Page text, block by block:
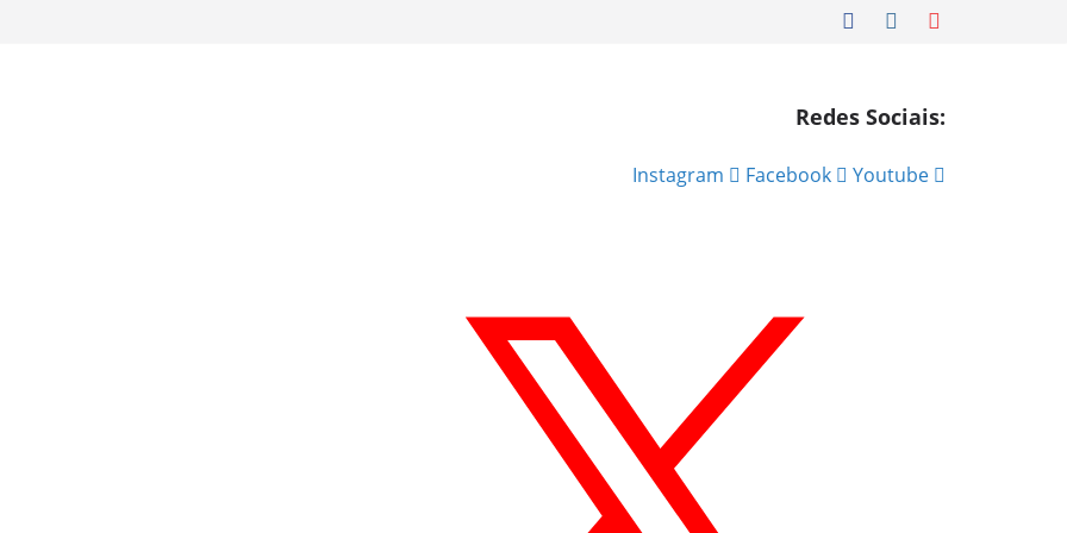
Redes Sociais:
Instagram Facebook Youtube